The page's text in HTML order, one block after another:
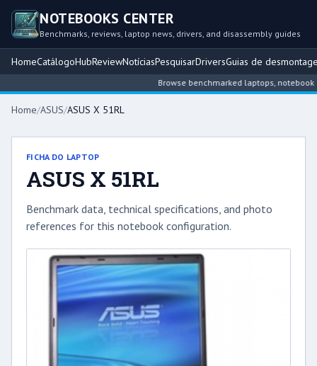
NOTEBOOKS CENTER
Benchmarks, reviews, laptop news, drivers, and disassembly guides
HomeCatálogoHubReviewNotíciasPesquisarDriversGuias de
Browse benchmarked laptops, notebook
Home/ASUS/ASUS X 51RL
FICHA DO LAPTOP
ASUS X 51RL
Benchmark data, technical specifications, and photo
references for this notebook configuration.